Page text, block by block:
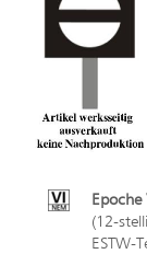
(12-
ESTW-